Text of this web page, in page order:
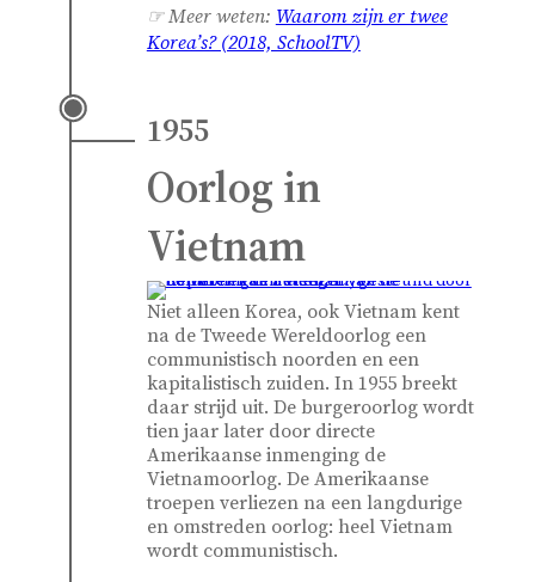
☞ Meer weten: Waarom zijn er twee
Korea’s? (2018, SchoolTV)
1955
Oorlog in
Vietnam
Niet alleen Korea, ook Vietnam kent
na de Tweede Wereldoorlog een
communistisch noorden en een
kapitalistisch zuiden. In 1955 breekt
daar strijd uit. De burgeroorlog wordt
tien jaar later door directe
Amerikaanse inmenging de
Vietnamoorlog. De Amerikaanse
troepen verliezen na een langdurige
en omstreden oorlog: heel Vietnam
wordt communistisch.